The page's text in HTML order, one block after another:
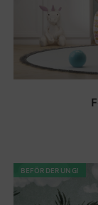
BEFÖRDERUNG!